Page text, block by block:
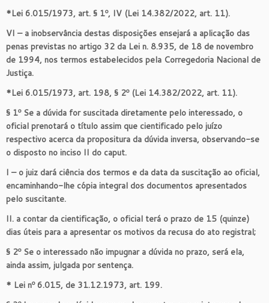
*Lei 6.015/1973, art. § 1º, IV (Lei 14.382/2022, art. 11).
VI – a inobservância destas disposições ensejará a aplicação das
penas previstas no artigo 32 da Lei n. 8.935, de 18 de novembro
de 1994, nos termos estabelecidos pela Corregedoria Nacional de
Justiça.
*Lei 6.015/1973, art. 198, § 2º (Lei 14.382/2022, art. 11).
§ 1º Se a dúvida for suscitada diretamente pelo interessado, o
oficial prenotará o título assim que cientificado pelo juízo
respectivo acerca da propositura da dúvida inversa, observando-se
o disposto no inciso II do caput.
I – o juiz dará ciência dos termos e da data da suscitação ao oficial,
encaminhando-lhe cópia integral dos documentos apresentados
pelo suscitante.
II. a contar da cientificação, o oficial terá o prazo de 15 (quinze)
dias úteis para a apresentar os motivos da recusa do ato registral;
§ 2º Se o interessado não impugnar a dúvida no prazo, será ela,
ainda assim, julgada por sentença.
* Lei nº 6.015, de 31.12.1973, art. 199.